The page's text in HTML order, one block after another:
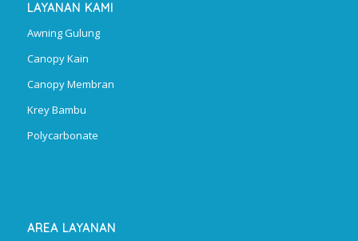
LAYANAN KAMI
Awning Gulung
Canopy Kain
Canopy Membran
Krey Bambu
Polycarbonate
AREA LAYANAN